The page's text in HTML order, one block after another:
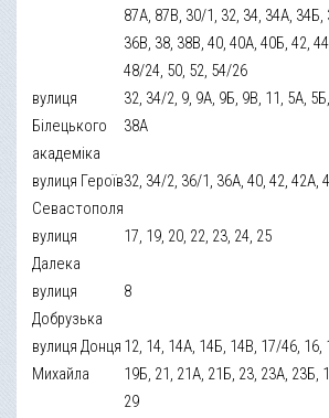
87А, 87В, 30/1, 32, 34, 34А, 34Б,
36В, 38, 38В, 40, 40А, 40Б, 42,
48/24, 50, 52, 54/26
вулиця
Білецького
академіка
32, 34/2, 9, 9А, 9Б, 9В, 11, 5А,
38А
вулиця Героїв
Севастополя
32, 34/2, 36/1, 36А, 40, 42, 42А,
вулиця
Далека
17, 19, 20, 22, 23, 24, 25
вулиця
Добрузька
8
вулиця Донця
Михайла
12, 14, 14А, 14Б, 14В, 17/46, 16,
19Б, 21, 21А, 21Б, 23, 23А, 23Б,
29